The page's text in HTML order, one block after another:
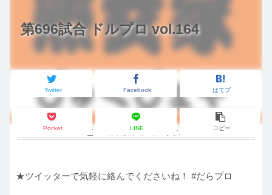
第696試合 ドルプロ vol.164
Twitter Facebook はてブ
Pocket LINE コピー
この記事は 約1分 で読めます。
★ツイッターで気軽に絡んでくださいね！ #だらプロ